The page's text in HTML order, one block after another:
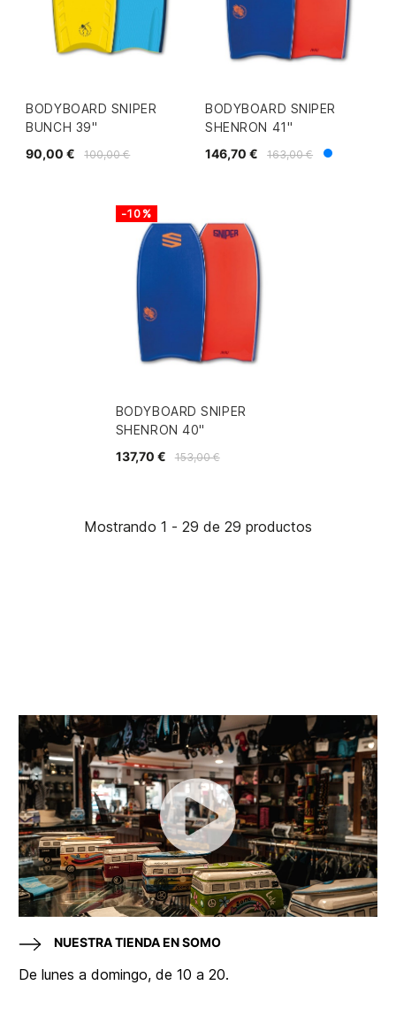
BODYBOARD SNIPER
BUNCH 39"
100,00 €
90,00 €
BODYBOARD SNIPER
SHENRON 41"
163,00 €
146,70 € Azul
BODYBOARD SNIPER
SHENRON 40"
153,00 €
137,70 €
-10%
Mostrando 1 - 29 de 29 productos
NUESTRA TIENDA EN SOMO
De lunes a domingo, de 10 a 20.